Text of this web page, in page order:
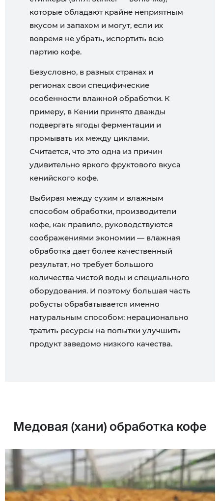
которые обладают крайне неприятным
вкусом и запахом и могут, если их
вовремя не убрать, испортить всю
партию кофе.
Безусловно, в разных странах и
регионах свои специфические
особенности влажной обработки. К
примеру, в Кении принято дважды
подвергать ягоды ферментации и
промывать их между циклами.
Считается, что это одна из причин
удивительно яркого фруктового вкуса
кенийского кофе.
Выбирая между сухим и влажным
способом обработки, производители
кофе, как правило, руководствуются
соображениями экономии — влажная
обработка дает более качественный
результат, но требует большого
количества чистой воды и специального
оборудования. И поэтому большая часть
робусты обрабатывается именно
натуральным способом: нерационально
тратить ресурсы на попытки улучшить
продукт заведомо низкого качества.
Медовая (хани) обработка кофе